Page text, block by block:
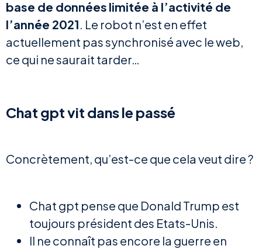
base de données limitée à l’activité de
l’année 2021. Le robot n’est en effet
actuellement pas synchronisé avec le web,
ce qui ne saurait tarder…
Chat gpt vit dans le passé
Concrètement, qu’est-ce que cela veut dire ?
Chat gpt pense que Donald Trump est
toujours président des Etats-Unis.
Il ne connaît pas encore la guerre en